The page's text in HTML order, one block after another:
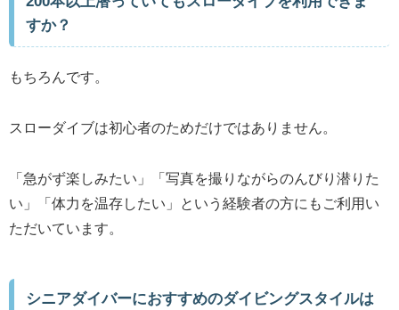
すか？
もちろんです。
スローダイブは初心者のためだけではありません。
「急がず楽しみたい」「写真を撮りながらのんびり潜りた
い」「体力を温存したい」という経験者の方にもご利用い
ただいています。
シニアダイバーにおすすめのダイビングスタイルは